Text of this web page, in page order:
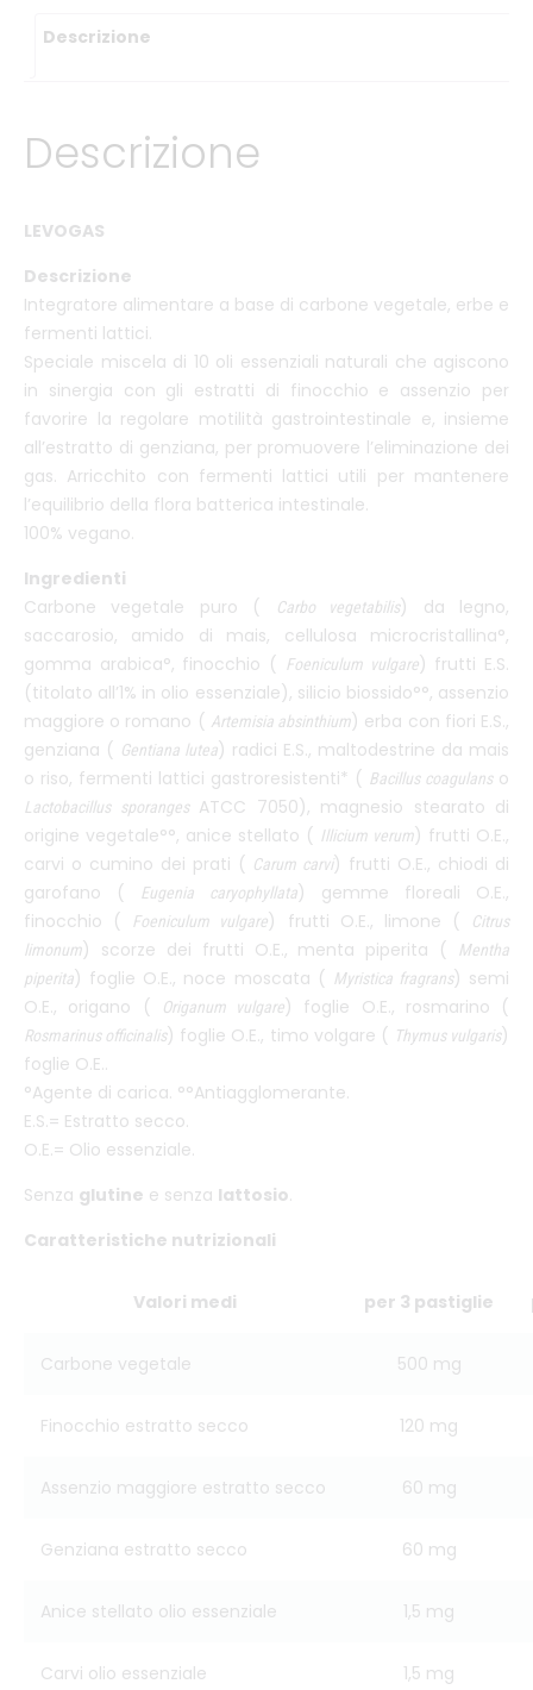
Descrizione
Descrizione
LEVOGAS
Descrizione
Integratore alimentare a base di carbone vegetale, erbe e
fermenti lattici.
Speciale miscela di 10 oli essenziali naturali che agiscono
in sinergia con gli estratti di finocchio e assenzio per
favorire la regolare motilità gastrointestinale e, insieme
all’estratto di genziana, per promuovere l’eliminazione dei
gas. Arricchito con fermenti lattici utili per mantenere
l’equilibrio della flora batterica intestinale.
100% vegano.
Ingredienti
Carbone vegetale puro (
Carbo vegetabilis) da legno,
saccarosio, amido di mais, cellulosa microcristallina°,
gomma arabica°, finocchio (
Foeniculum vulgare) frutti E.S.
(titolato all’1% in olio essenziale), silicio biossido°°, assenzio
maggiore o romano ( Artemisia absinthium) erba con fiori E.S.,
genziana ( Gentiana lutea) radici E.S., maltodestrine da mais
o riso, fermenti lattici gastroresistenti* ( Bacillus coagulanso
Lactobacillus sporangesATCC 7050), magnesio stearato di
origine vegetale°°, anice stellato ( Illicium verum) frutti O.E.,
carvi o cumino dei prati ( Carum carvi) frutti O.E., chiodi di
garofano (
Eugenia caryophyllata) gemme floreali O.E.,
finocchio (
Foeniculum vulgare) frutti O.E., limone (
Citrus
limonum) scorze dei frutti O.E., menta piperita (
Mentha
piperita) foglie O.E., noce moscata ( Myristica fragrans) semi
O.E., origano (
Origanum vulgare) foglie O.E., rosmarino (
Rosmarinus officinalis) foglie O.E., timo volgare ( Thymus vulgaris)
foglie O.E..
°Agente di carica. °°Antiagglomerante.
E.S.= Estratto secco.
O.E.= Olio essenziale.
Senza glutine e senza lattosio.
Caratteristiche nutrizionali
Valori medi per 3 pastiglie
Carbone vegetale 500 mg
Finocchio estratto secco 120 mg
Assenzio maggiore estratto secco 60 mg
Genziana estratto secco 60 mg
Anice stellato olio essenziale 1,5 mg
Carvi olio essenziale 1,5 mg